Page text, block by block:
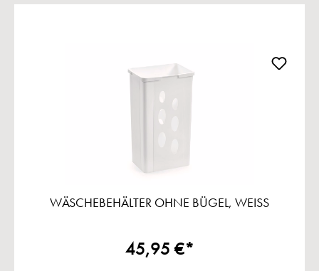
WÄSCHEBEHÄLTER OHNE BÜGEL, WEISS
45,95 €*